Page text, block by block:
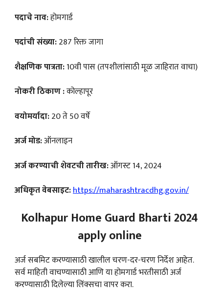
पदाचे नाव:होमगार्ड
पदांची संख्या:287 रिक्त जागा
शैक्षणिक पात्रता:10वी पास (तपशीलांसाठी मूळ जाहिरात वाचा)
नोकरी ठिकाण :कोल्हापूर
वयोमर्यादा:20 ते 50 वर्षे
अर्ज मोड:ऑनलाइन
अर्ज करण्याची शेवटची तारीख:ऑगस्ट 14, 2024
अधिकृत वेबसाइट:https://maharashtracdhg.gov.in/
Kolhapur Home Guard Bharti 2024
apply online
अर्ज सबमिट करण्यासाठी खालील चरण-दर-चरण निर्देश आहेत.
सर्व माहिती वाचण्यासाठी आणि या होमगार्ड भरतीसाठी अर्ज
करण्यासाठी दिलेल्या लिंक्सचा वापर करा.